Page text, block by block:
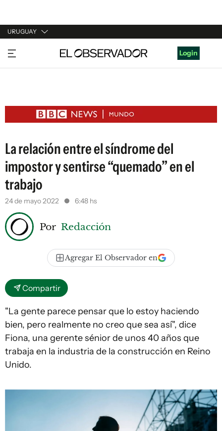
URUGUAY
URUGUAY
ARGENTINA
ESTADOS UNIDOS
Login
La relación entre el síndrome del
impostor y sentirse “quemado” en el
trabajo
24 de mayo 2022 6:48 hs
Por Redacción
Agregar El Observador en
Compartir
"La gente parece pensar que lo estoy haciendo
bien, pero realmente no creo que sea así", dice
Fiona, una gerente sénior de unos 40 años que
trabaja en la industria de la construcción en Reino
Unido.